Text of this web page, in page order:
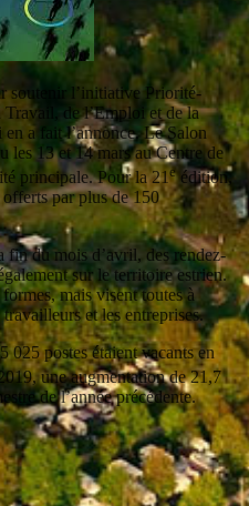
soutenir l’initiative Priorité-
de l’Emploi et de la
a fait l’annonce. Le Salon
les 13 et 14 mars au Centre de
principale. Pour la 21eédition,
par plus de 150
fin du mois d’avril, des rendez-
sur le territoire estrien.
mais visent toutes à
et les entreprises.
025 postes étaient vacants en
une augmentation de 21,7
de l’année précédente.